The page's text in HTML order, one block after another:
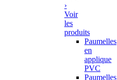
›
Voir
les
produits
Paumelles
en
applique
PVC
Paumelles